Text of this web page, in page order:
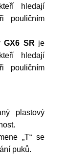
hledají
pouličním
GX6 SR je
hledají
pouličním
plastový
„T“ se
puků.